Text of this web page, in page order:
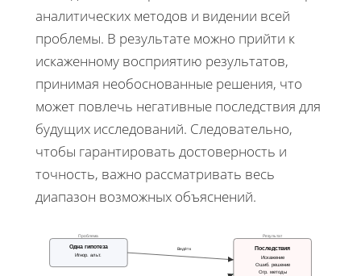
аналитических методов и видении всей
проблемы. В результате можно прийти к
искаженному восприятию результатов,
принимая необоснованные решения, что
может повлечь негативные последствия для
будущих исследований. Следовательно,
чтобы гарантировать достоверность и
точность, важно рассматривать весь
диапазон возможных объяснений.
Одна гипотеза
Игнор. альт.
Последствия
Искажение
Ошиб. решение
Огр. методы
Ведёт к
Проблема Результат